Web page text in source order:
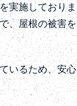
実施しておりま
、屋根の被害を
いるため、安心